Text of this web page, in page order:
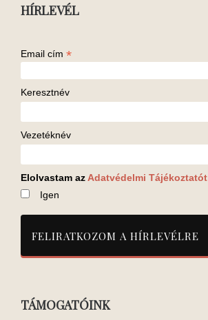
HÍRLEVÉL
Email cím *
Keresztnév
Vezetéknév
Elolvastam az Adatvédelmi Tájékoztatót
Igen
TÁMOGATÓINK